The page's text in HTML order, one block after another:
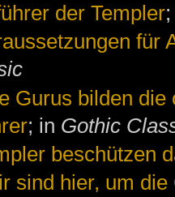
der Templer
für
Gurus bilden
; in Gothic
beschützen
sind hier, um